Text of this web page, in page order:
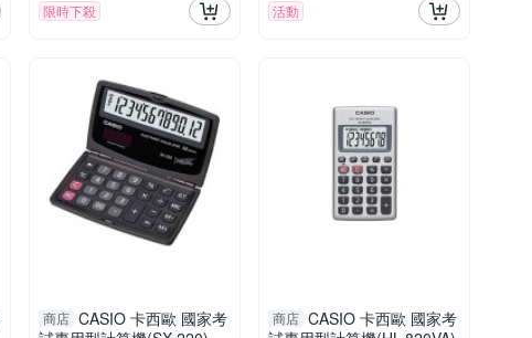
限時下殺 活動
商店 CASIO 卡西歐 國家考
商店 CASIO 卡西歐 國家考